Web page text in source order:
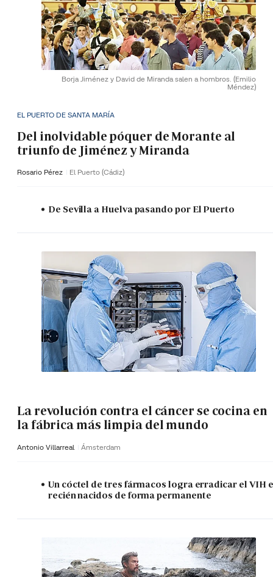
Borja Jiménez y David de Miranda salen a hombros. (Emilio
Méndez)
EL PUERTO DE SANTA MARÍA
Del inolvidable póquer de Morante al
triunfo de Jiménez y Miranda
Rosario Pérez El Puerto (Cádiz)
De Sevilla a Huelva pasando por El Puerto
La revolución contra el cáncer se cocina en
la fábrica más limpia del mundo
Antonio Villarreal Ámsterdam
Un cóctel de tres fármacos logra erradicar el VIH
recién nacidos de forma permanente